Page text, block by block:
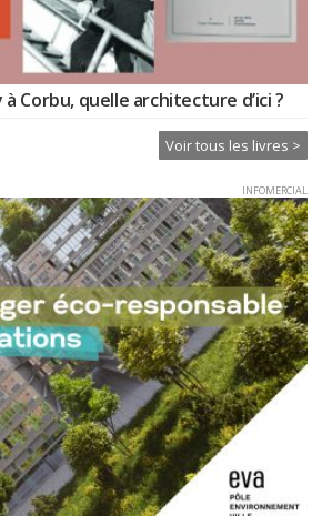
à Corbu, quelle architecture d’ici ?
Voir tous les livres >
INFOMERCIAL